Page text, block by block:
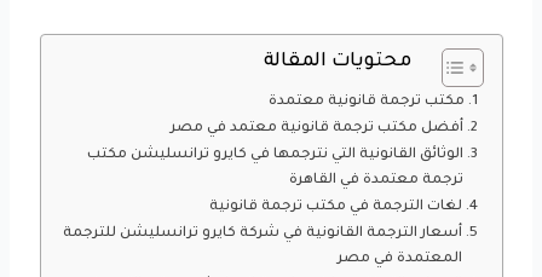
محتويات المقالة
مكتب ترجمة قانونية معتمدة
أفضل مكتب ترجمة قانونية معتمد في مصر
الوثائق القانونية التي نترجمها في كايرو ترانسليشن مكتب
ترجمة معتمدة في القاهرة
لغات الترجمة في مكتب ترجمة قانونية
أسعار الترجمة القانونية في شركة كايرو ترانسليشن للترجمة
المعتمدة في مصر